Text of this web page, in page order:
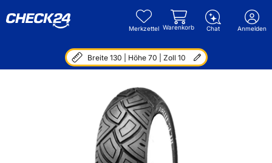
Merkzettel Warenkorb Chat Anmelden
Breite 130 | Höhe 70 | Zoll 10